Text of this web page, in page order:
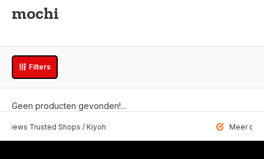
mochi
Filters
Geen producten gevonden!...
Shops / Kiyoh Meer dan 6459